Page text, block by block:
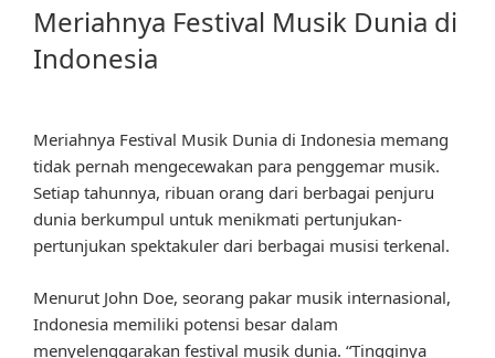
Meriahnya Festival Musik Dunia di
Indonesia
Meriahnya Festival Musik Dunia di Indonesia memang
tidak pernah mengecewakan para penggemar musik.
Setiap tahunnya, ribuan orang dari berbagai penjuru
dunia berkumpul untuk menikmati pertunjukan-
pertunjukan spektakuler dari berbagai musisi terkenal.
Menurut John Doe, seorang pakar musik internasional,
Indonesia memiliki potensi besar dalam
menyelenggarakan festival musik dunia. “Tingginya